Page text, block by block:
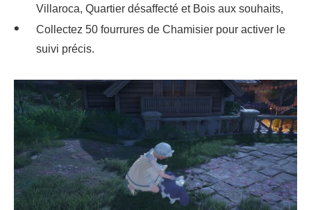
Villaroca, Quartier désaffecté et Bois aux souhaits,
Collectez 50 fourrures de Chamisier pour activer le
suivi précis.